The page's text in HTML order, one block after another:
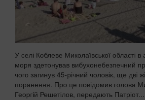
У селі Коблеве Миколаївської області в
моря здетонував вибухонебезпечний
чого загинув 45-річний чоловік, ще дві
поранення. Про це повідомив голова
Георгій Решетілов, передають Патріот...